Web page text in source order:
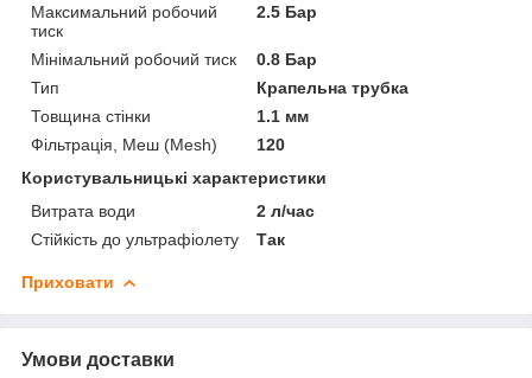
Максимальний робочий
тиск
2.5 Бар
Мінімальний робочий тиск
0.8 Бар
Тип
Крапельна трубка
Товщина стінки
1.1 мм
Фільтрація, Меш (Mesh)
120
Користувальницькі характеристики
Витрата води
2 л/час
Стійкість до ультрафіолету
Так
Приховати
Умови доставки